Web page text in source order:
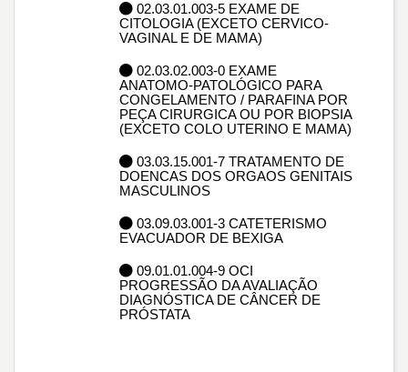
02.03.01.003-5 EXAME DE
CITOLOGIA (EXCETO CERVICO-
VAGINAL E DE MAMA)
02.03.02.003-0 EXAME
ANATOMO-PATOLÓGICO PARA
CONGELAMENTO / PARAFINA POR
PEÇA CIRURGICA OU POR BIOPSIA
(EXCETO COLO UTERINO E MAMA)
03.03.15.001-7 TRATAMENTO DE
DOENCAS DOS ORGAOS GENITAIS
MASCULINOS
03.09.03.001-3 CATETERISMO
EVACUADOR DE BEXIGA
09.01.01.004-9 OCI
PROGRESSÃO DA AVALIAÇÃO
DIAGNÓSTICA DE CÂNCER DE
PRÓSTATA